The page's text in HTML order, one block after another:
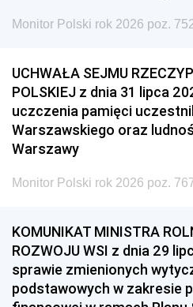
Monitor Polski rok 2026 poz.
UCHWAŁA SEJMU
POLSKIEJ z dnia 31 lipca
uczczenia pamięci
Warszawskiego oraz
Warszawy
Monitor Polski rok 2026 poz.
KOMUNIKAT MINISTRA
ROZWOJU WSI z dnia 29
sprawie zmienionych
podstawowych w zakresie